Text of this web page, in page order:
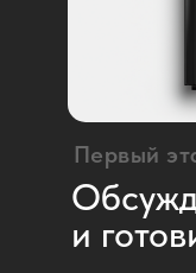
Первый
и
SM-